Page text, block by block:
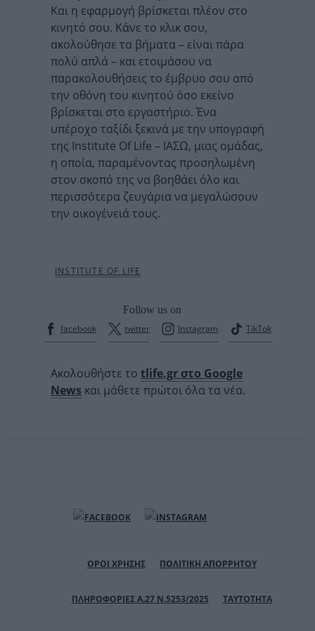
Και η εφαρμογή βρίσκεται πλέον στο
κινητό σου. Κάνε το κλικ σου,
ακολούθησε τα βήματα – είναι πάρα
πολύ απλά – και ετοιμάσου να
παρακολουθήσεις το έμβρυο σου από
την οθόνη του κινητού όσο εκείνο
βρίσκεται στο εργαστήριο. Ένα
υπέροχο ταξίδι ξεκινά με την υπογραφή
της Institute Of Life – ΙΑΣΩ, μιας ομάδας,
η οποία, παραμένοντας προσηλωμένη
στον σκοπό της να βοηθάει όλο και
περισσότερα ζευγάρια να μεγαλώσουν
την οικογένειά τους.
Follow us on
facebook
twitter Instagram TikTok
Ακολουθήστε το tlife.gr στο Google
News και μάθετε πρώτοι όλα τα νέα.
ΟΡΟΙ ΧΡΗΣΗΣ ΠΟΛΙΤΙΚΗ ΑΠΟΡΡΗΤΟΥ
ΠΛΗΡΟΦΟΡΙΕΣ Α.27 Ν.5253/2025 ΤΑΥΤΟΤΗΤΑ